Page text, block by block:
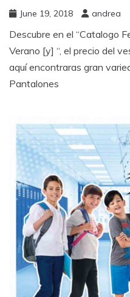
June 19, 2018 andrea
Descubre en el “Catalogo
Verano [y] “, el precio del
aquí encontraras gran
Pantalones